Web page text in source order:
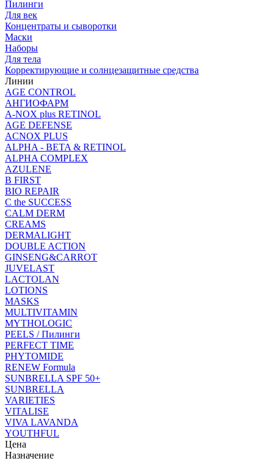
Пилинги
Для век
Концентраты и сыворотки
Маски
Наборы
Для тела
Корректирующие и солнцезащитные средства
Линии
AGE CONTROL
АНГИОФАРМ
A-NOX plus RETINOL
AGE DEFENSE
ACNOX PLUS
ALPHA - BETA & RETINOL
ALPHA COMPLEX
AZULENE
B FIRST
BIO REPAIR
C the SUCCESS
CALM DERM
CREAMS
DERMALIGHT
DOUBLE ACTION
GINSENG&CARROT
JUVELAST
LACTOLAN
LOTIONS
MASKS
MULTIVITAMIN
MYTHOLOGIC
PEELS / Пилинги
PERFECT TIME
PHYTOMIDE
RENEW Formula
SUNBRELLA SPF 50+
SUNBRELLA
VARIETIES
VITALISE
VIVA LAVANDA
YOUTHFUL
Цена
Назначение